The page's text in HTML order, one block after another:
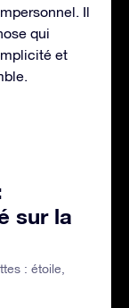
Il
qui
et
sur la
: étoile,